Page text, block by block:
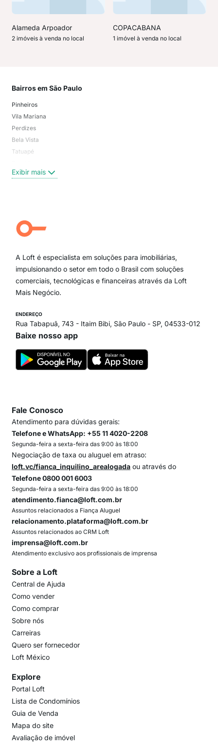
Alameda Arpoador
2 imóveis à venda no local
COPACABANA
1 imóvel à venda no local
Bairros em São Paulo
Pinheiros
Vila Mariana
Perdizes
Bela Vista
Tatuapé
Centro
Campo Belo
Ipiranga
Paraíso
Itaim Bibi
Exibir mais
A Loft é especialista em soluções para imobiliárias,
impulsionando o setor em todo o Brasil com soluções
comerciais, tecnológicas e financeiras através da Loft
Mais Negócio.
ENDEREÇO
Rua Tabapuã, 743 - Itaim Bibi, São Paulo - SP, 04533-012
Baixe nosso app
Fale Conosco
Atendimento para dúvidas gerais:
Telefone e WhatsApp: +55 11 4020-2208
Segunda-feira a sexta-feira das 9:00 às 18:00
Negociação de taxa ou aluguel em atraso:
loft.vc/fianca_inquilino_arealogada ou através do
Telefone 0800 001 6003
Segunda-feira a sexta-feira das 9:00 às 18:00
atendimento.fianca@loft.com.br
Assuntos relacionados a Fiança Aluguel
relacionamento.plataforma@loft.com.br
Assuntos relacionados ao CRM Loft
imprensa@loft.com.br
Atendimento exclusivo aos profissionais de imprensa
Sobre a Loft
Central de Ajuda
Como vender
Como comprar
Sobre nós
Carreiras
Quero ser fornecedor
Loft México
Explore
Portal Loft
Lista de Condomínios
Guia de Venda
Mapa do site
Avaliação de imóvel